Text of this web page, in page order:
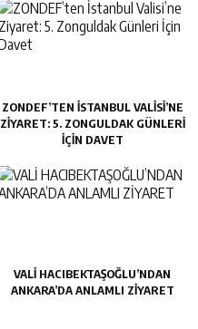
ZONDEF’TEN İSTANBUL VALISI’NE
ZIYARET: 5. ZONGULDAK GÜNLERI
İÇIN DAVET
VALİ HACIBEKTAŞOĞLU’NDAN
ANKARA’DA ANLAMLI ZİYARET